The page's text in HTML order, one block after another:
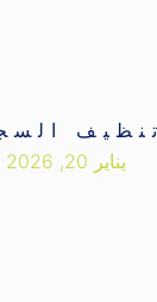
تنظيف
يناير 20, 2026